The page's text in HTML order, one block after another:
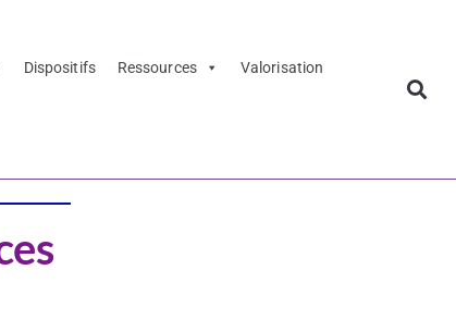
Dispositifs Ressources Valorisation